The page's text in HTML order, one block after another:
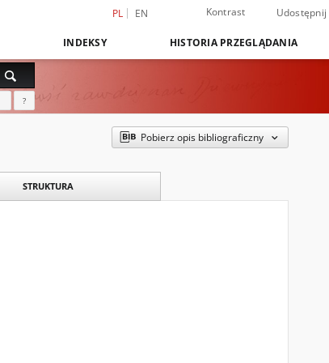
PL EN Kontrast Udostępnij
INDEKSY HISTORIA PRZEGLĄDANIA
?
Pobierz opis bibliograficzny
STRUKTURA